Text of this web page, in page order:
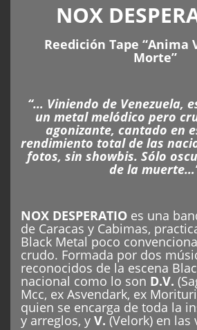
NOX
Reedición Tape “Anima
Morte”
“… Viniendo de Venezuela,
un metal melódico pero
agonizante, cantado en
rendimiento total de las
fotos, sin showbis. Sólo
de la
NOX DESPERATIO es una
de Caracas y Cabimas,
Black Metal poco
crudo. Formada por dos
reconocidos de la escena
nacional como lo son D.V.
Mcc, ex Asvendark, ex
quien se encarga de toda la
y arreglos, y V. (Velork) en las